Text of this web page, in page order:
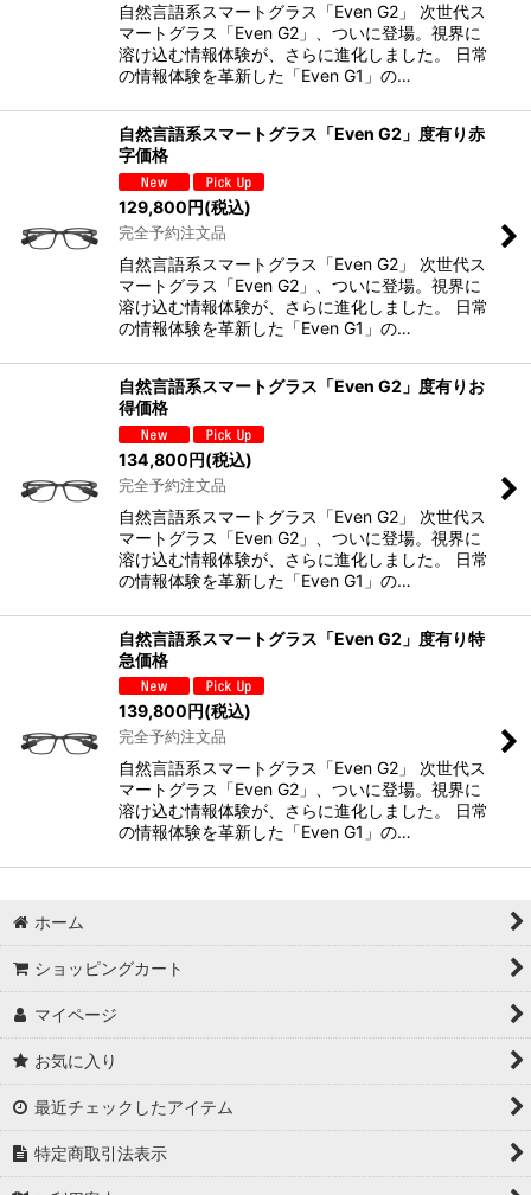
自然言語系スマートグラス「Even G2」 次世代ス
マートグラス「Even G2」、ついに登場。視界に
溶け込む情報体験が、さらに進化しました。 日常
の情報体験を革新した「Even G1」の…
自然言語系スマートグラス「Even G2」度有り赤
字価格
129,800円(税込)
完全予約注文品
自然言語系スマートグラス「Even G2」 次世代ス
マートグラス「Even G2」、ついに登場。視界に
溶け込む情報体験が、さらに進化しました。 日常
の情報体験を革新した「Even G1」の…
自然言語系スマートグラス「Even G2」度有りお
得価格
134,800円(税込)
完全予約注文品
自然言語系スマートグラス「Even G2」 次世代ス
マートグラス「Even G2」、ついに登場。視界に
溶け込む情報体験が、さらに進化しました。 日常
の情報体験を革新した「Even G1」の…
自然言語系スマートグラス「Even G2」度有り特
急価格
139,800円(税込)
完全予約注文品
自然言語系スマートグラス「Even G2」 次世代ス
マートグラス「Even G2」、ついに登場。視界に
溶け込む情報体験が、さらに進化しました。 日常
の情報体験を革新した「Even G1」の…
ホーム
ショッピングカート
マイページ
お気に入り
最近チェックしたアイテム
特定商取引法表示